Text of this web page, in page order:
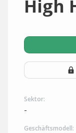
Sektor:
-
Geschäftsmodell: